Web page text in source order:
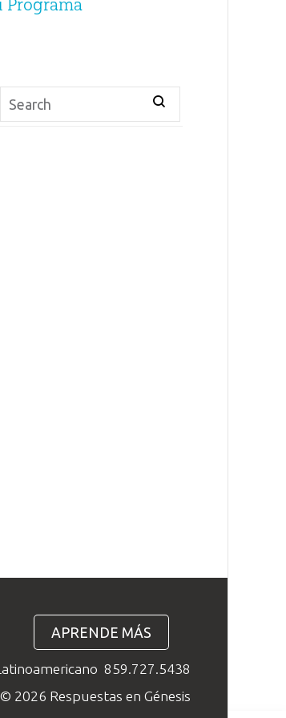
Programa
APRENDE MÁS
859.727.5438
© 2026 Respuestas en Génesis